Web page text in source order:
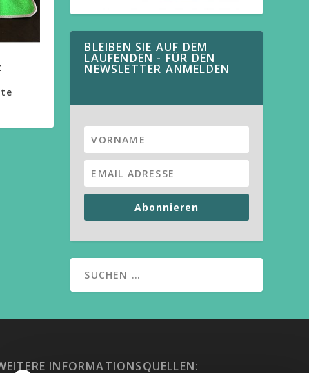
BLEIBEN SIE AUF DEM
LAUFENDEN - FÜR DEN
NEWSLETTER ANMELDEN
Abonnieren
INFORMATIONSQUELLEN: